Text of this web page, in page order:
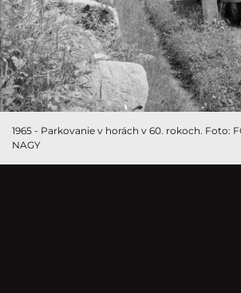
1965 - Parkovanie v horách v 60. rokoch. Foto:
NAGY